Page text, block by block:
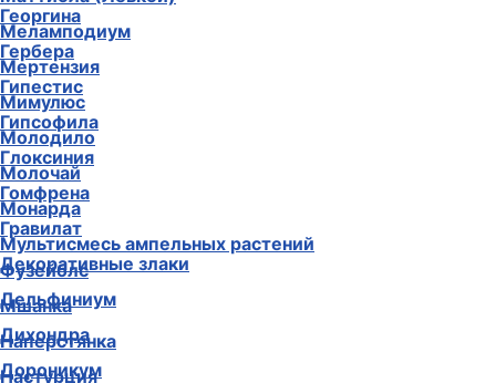
Меламподиум
Мертензия
Мимулюс
Молодило
Молочай
Монарда
Мультисмесь ампельных растений
Фузейблс
Мшанка
Наперстянка
Настурция
Георгина
Гербера
Гипестис
Гипсофила
Глоксиния
Гомфрена
Гравилат
Декоративные злаки
Дельфиниум
Дихондра
Дороникум